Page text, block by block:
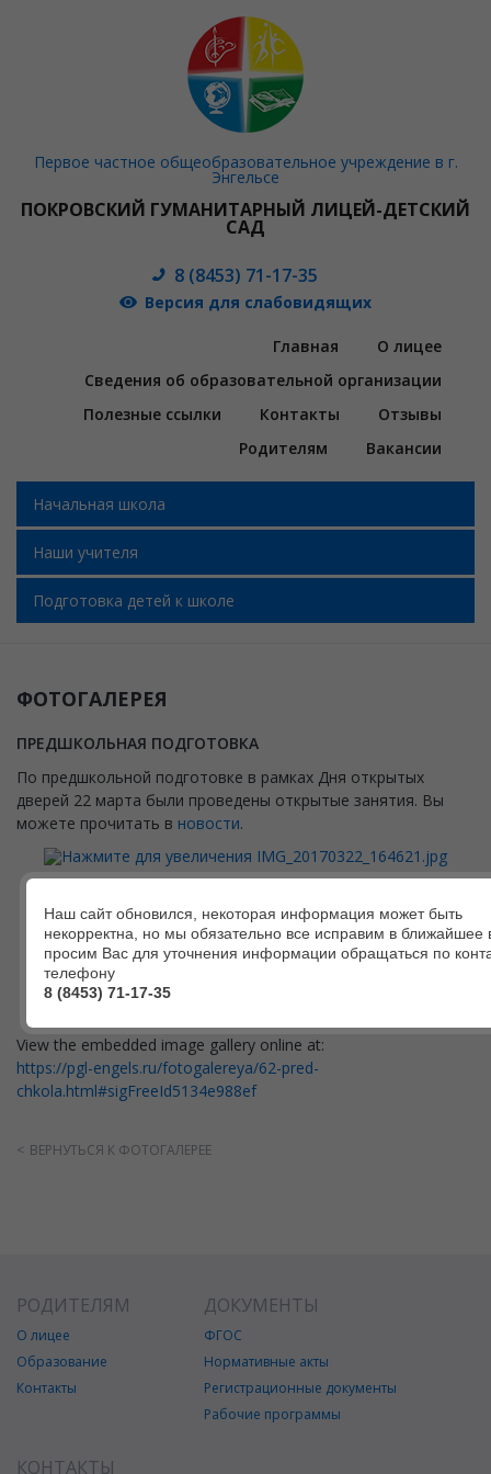
Первое частное общеобразовательное учреждение в г.
Энгельсе
ПОКРОВСКИЙ ГУМАНИТАРНЫЙ ЛИЦЕЙ-ДЕТСКИЙ
САД
8 (8453) 71-17-35
Версия для слабовидящих
Главная
О лицее
Сведения об образовательной организации
Полезные ссылки
Контакты
Отзывы
Родителям
Вакансии
Начальная школа
Наши учителя
Подготовка детей к школе
ФОТОГАЛЕРЕЯ
ПРЕДШКОЛЬНАЯ ПОДГОТОВКА
По предшкольной подготовке в рамках Дня открытых
дверей 22 марта были проведены открытые занятия. Вы
можете прочитать в новости.
View the embedded image gallery online at:
https://pgl-engels.ru/fotogalereya/62-pred-
chkola.html#sigFreeId5134e988ef
ВЕРНУТЬСЯ К ФОТОГАЛЕРЕЕ
РОДИТЕЛЯМ
О лицее
Образование
Контакты
ДОКУМЕНТЫ
ФГОС
Нормативные акты
Регистрационные документы
Рабочие программы
КОНТАКТЫ
Наш сайт обновился, некоторая информация может быть
некорректна, но мы обязательно все исправим в ближайшее
просим Вас для уточнения информации обращаться по
телефону
8 (8453) 71-17-35